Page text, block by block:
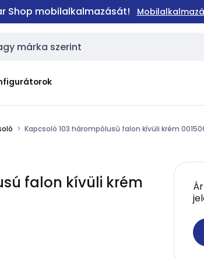
Shop mobilalkalmazását!
Kapcsoló 103 hárompólusú falon kívüli krém
falon kívüli krém